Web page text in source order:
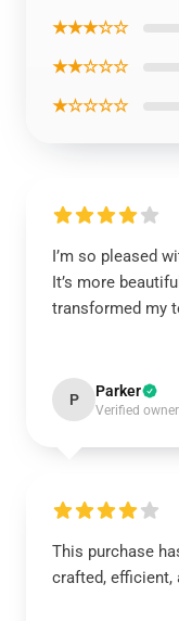
★★★☆☆
★★☆☆☆
★☆☆☆☆
I’m so pleased
It’s more
transformed my
P Parker
Verified owner
This purchase
crafted, efficient,